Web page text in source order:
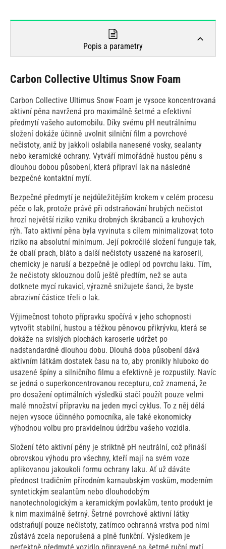
Popis a parametry
Carbon Collective Ultimus Snow Foam
Carbon Collective Ultimus Snow Foam je vysoce koncentrovaná
aktivní pěna navržená pro maximálně šetrné a efektivní
předmytí vašeho automobilu. Díky svému pH neutrálnímu
složení dokáže účinně uvolnit silniční film a povrchové
nečistoty, aniž by jakkoli oslabila nanesené vosky, sealanty
nebo keramické ochrany. Vytváří mimořádně hustou pěnu s
dlouhou dobou působení, která připraví lak na následné
bezpečné kontaktní mytí.
Bezpečné předmytí je nejdůležitějším krokem v celém procesu
péče o lak, protože právě při odstraňování hrubých nečistot
hrozí největší riziko vzniku drobných škrábanců a kruhových
rýh. Tato aktivní pěna byla vyvinuta s cílem minimalizovat toto
riziko na absolutní minimum. Její pokročilé složení funguje tak,
že obalí prach, bláto a další nečistoty usazené na karoserii,
chemicky je naruší a bezpečně je odlepí od povrchu laku. Tím,
že nečistoty sklouznou dolů ještě předtím, než se auta
dotknete mycí rukavicí, výrazně snižujete šanci, že byste
abrazivní částice třeli o lak.
Výjimečnost tohoto přípravku spočívá v jeho schopnosti
vytvořit stabilní, hustou a těžkou pěnovou přikrývku, která se
dokáže na svislých plochách karoserie udržet po
nadstandardně dlouhou dobu. Dlouhá doba působení dává
aktivním látkám dostatek času na to, aby pronikly hluboko do
usazené špíny a silničního filmu a efektivně je rozpustily. Navíc
se jedná o superkoncentrovanou recepturu, což znamená, že
pro dosažení optimálních výsledků stačí použít pouze velmi
malé množství přípravku na jeden mycí cyklus. To z něj dělá
nejen vysoce účinného pomocníka, ale také ekonomicky
výhodnou volbu pro pravidelnou údržbu vašeho vozidla.
Složení této aktivní pěny je striktně pH neutrální, což přináší
obrovskou výhodu pro všechny, kteří mají na svém voze
aplikovanou jakoukoli formu ochrany laku. Ať už dáváte
přednost tradičním přírodním karnaubským voskům, moderním
syntetickým sealantům nebo dlouhodobým
nanotechnologickým a keramickým povlakům, tento produkt je
k nim maximálně šetrný. Šetrné povrchově aktivní látky
odstraňují pouze nečistoty, zatímco ochranná vrstva pod nimi
zůstává zcela neporušená a plně funkční. Výsledkem je